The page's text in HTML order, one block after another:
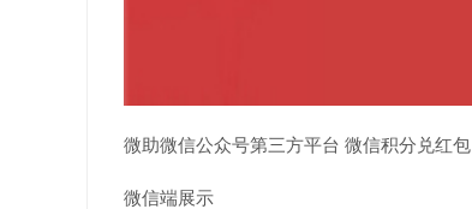
微助微信公众号第三方平台 微信积分兑红包
微信端展示